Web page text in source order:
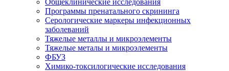
Общеклинические исследования
Программы пренатального скрининга
Серологические маркеры инфекционных
заболеваний
Тяжелые металлы и микроэлементы
Тяжелые металы и микроэлементы
ФБУЗ
Химико-токсилогические исследования